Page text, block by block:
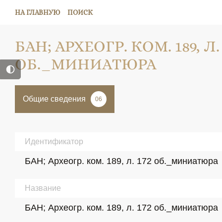
НА ГЛАВНУЮ ПОИСК
БАН; АРХЕОГР. КОМ. 189, Л.
ОБ._МИНИАТЮРА
Общие сведения 06
Идентификатор
БАН; Археогр. ком. 189, л. 172 об._миниатюра
Название
БАН; Археогр. ком. 189, л. 172 об._миниатюра